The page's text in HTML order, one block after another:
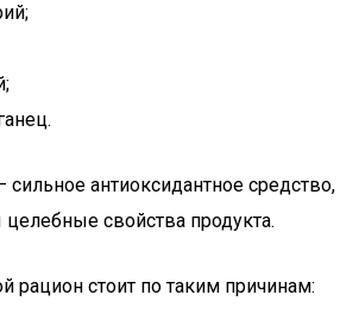
сильное антиоксидантное средство,
свойства продукта.
рацион стоит по таким причинам: